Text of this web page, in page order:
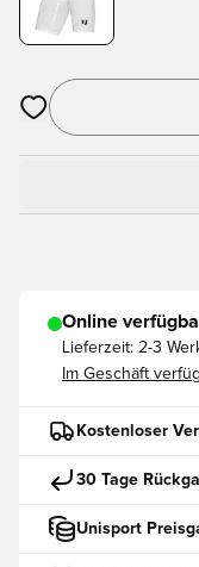
Öffnet ein neues
Online
Lieferzeit: 2-3
Im Geschäft
Kostenloser
30 Tage
Unisport